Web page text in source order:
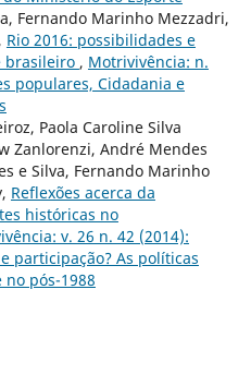
Fernando Marinho Mezzadri,
Rio 2016: possibilidades e
brasileiro , Motrivivência: n.
populares, Cidadania e
Paola Caroline Silva
Zanlorenzi, André Mendes
e Silva, Fernando Marinho
Reflexões acerca da
históricas no
v. 26 n. 42 (2014):
participação? As políticas
pós-1988